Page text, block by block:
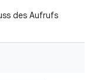
des Aufrufs